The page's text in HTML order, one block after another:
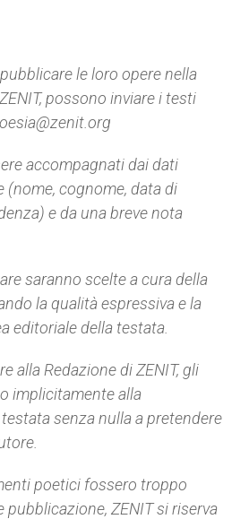
le loro opere nella
possono inviare i testi
accompagnati dai dati
(nome, cognome, data di
e da una breve nota
saranno scelte a cura della
la qualità espressiva e la
editoriale della testata.
alla Redazione di ZENIT, gli
implicitamente alla
senza nulla a pretendere
poetici fossero troppo
pubblicazione, ZENIT si riserva